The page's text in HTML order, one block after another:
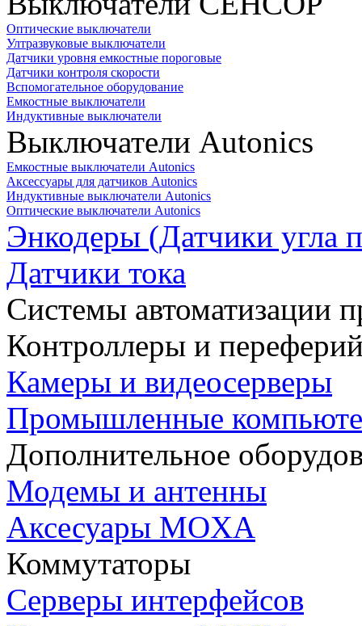
Оптические выключатели
Ултразвуковые выключатели
Датчики уровня емкостные пороговые
Датчики контроля скорости
Вспомогательное оборудование
Емкостные выключатели
Индуктивные выключатели
Выключатели Autonics
Емкостные выключатели Autonics
Аксессуары для датчиков Autonics
Индуктивные выключатели Autonics
Оптические выключатели Autonics
Энкодеры (Датчики угла
Датчики тока
Системы автоматизации
Контроллеры и
Камеры и видеосерверы
Промышленные
Дополнительное
Модемы и антенны
Аксесуары MOXA
Коммутаторы
Серверы интерфейсов